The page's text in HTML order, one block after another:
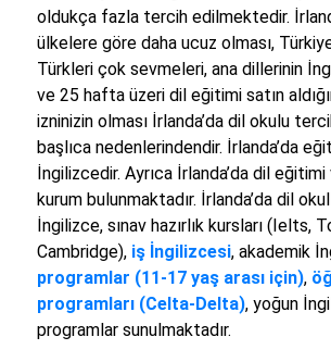
oldukça fazla tercih edilmektedir.
ülkelere göre daha ucuz olması,
Türkleri çok sevmeleri, ana dillerinin
ve 25 hafta üzeri dil eğitimi satın
izninizin olması İrlanda’da dil okulu
başlıca nedenlerindendir. İrlanda’da
İngilizcedir. Ayrıca İrlanda’da dil
kurum bulunmaktadır. İrlanda’da dil
İngilizce, sınav hazırlık kursları (Ielts,
Cambridge), iş İngilizcesi, akademik
programlar (11-17 yaş arası için),
programları (Celta-Delta), yoğun
programlar sunulmaktadır.